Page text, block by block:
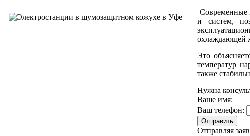
Современные
и систем,
охлаждающей
Это
температур
также
Нужна
Ваше имя:
Ваш телефон:
Отправляя